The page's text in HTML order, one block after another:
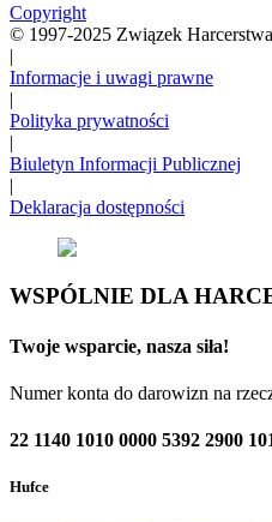
Copyright
© 1997-2025 Związek
|
Informacje i uwagi prawne
|
Polityka prywatności
|
Biuletyn Informacji Publicznej
|
Deklaracja dostępności
WSPÓLNIE DLA
Twoje wsparcie, nasza siła!
Numer konta do darowizn na
22 1140 1010 0000 5392 2900
Hufce